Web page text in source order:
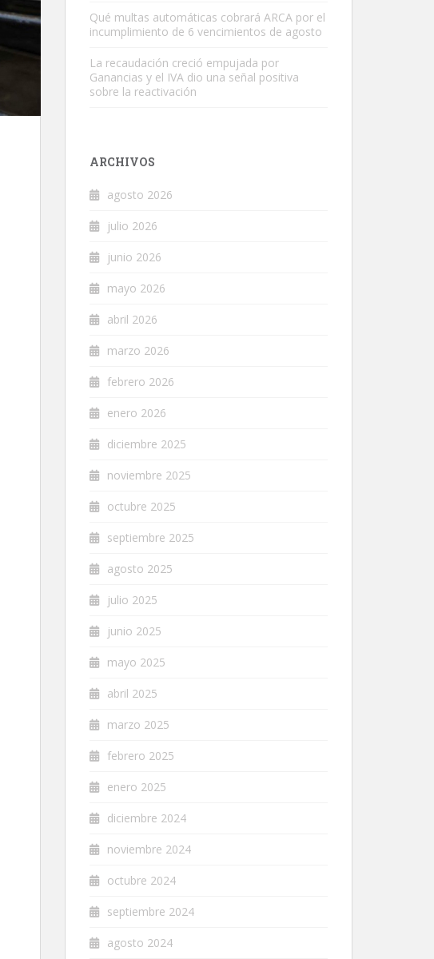
Qué multas automáticas cobrará ARCA por el
incumplimiento de 6 vencimientos de agosto
La recaudación creció empujada por
Ganancias y el IVA dio una señal positiva
sobre la reactivación
ARCHIVOS
agosto 2026
julio 2026
junio 2026
mayo 2026
abril 2026
marzo 2026
febrero 2026
enero 2026
diciembre 2025
noviembre 2025
octubre 2025
septiembre 2025
agosto 2025
julio 2025
junio 2025
mayo 2025
abril 2025
marzo 2025
febrero 2025
enero 2025
diciembre 2024
noviembre 2024
octubre 2024
septiembre 2024
agosto 2024